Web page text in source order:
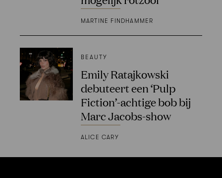
MARTINE FINDHAMMER
BEAUTY
Emily Ratajkowski
debuteert een ‘Pulp
Fiction’-achtige bob bij
Marc Jacobs-show
ALICE CARY